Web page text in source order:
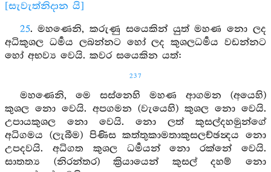
[සැවැත්නිදාන යි]
25. මහණෙනි, කරුණු සයෙකින් යුත් මහණ නො ලද
අධිකුශල ධර්‍මය ලබන්නට හෝ ලද කුශලධර්‍මය වඩන්නට
හෝ අභව්‍ය වෙයි. කවර සයෙකින යත්:
237
මහණෙනි, මෙ සස්නෙහි මහණ ආගමන (අයෙහි)
කුශල නො වෙයි. අපගමන (වැයෙහි) කුශල නො වෙයි.
උපායකුශල නො වෙයි. නො ලත් කුසල්දහමුන්ගේ
අධිගමය (ලැබීම) පිණිස කත්තුකාමතාකුසලච්ඡන්‍දය නො
උපදවයි. අධිගත කුශල ධර්‍මයන් නො රක්නේ වෙයි.
සාතත්‍ය (නිරන්තර) ක්‍රියායෙන් කුසල් දහම් නො